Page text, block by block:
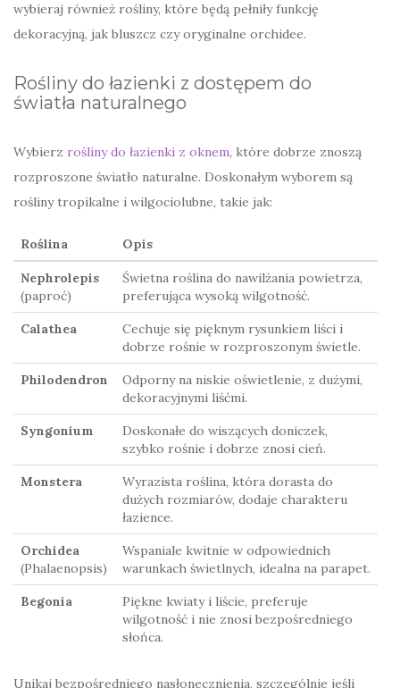
wybieraj również rośliny, które będą pełniły funkcję
dekoracyjną, jak bluszcz czy oryginalne orchidee.
Rośliny do łazienki z dostępem do
światła naturalnego
Wybierz rośliny do łazienki z oknem, które dobrze znoszą
rozproszone światło naturalne. Doskonałym wyborem są
rośliny tropikalne i wilgociolubne, takie jak:
Roślina Opis
Nephrolepis
(paproć)
Świetna roślina do nawilżania powietrza,
preferująca wysoką wilgotność.
Calathea
Cechuje się pięknym rysunkiem liści i
dobrze rośnie w rozproszonym świetle.
Philodendron
Odporny na niskie oświetlenie, z dużymi,
dekoracyjnymi liśćmi.
Syngonium
Doskonałe do wiszących doniczek,
szybko rośnie i dobrze znosi cień.
Monstera
Wyrazista roślina, która dorasta do
dużych rozmiarów, dodaje charakteru
łazience.
Orchidea
(Phalaenopsis)
Wspaniale kwitnie w odpowiednich
warunkach świetlnych, idealna na parapet.
Begonia
Piękne kwiaty i liście, preferuje
wilgotność i nie znosi bezpośredniego
słońca.
Unikaj bezpośredniego nasłonecznienia, szczególnie jeśli